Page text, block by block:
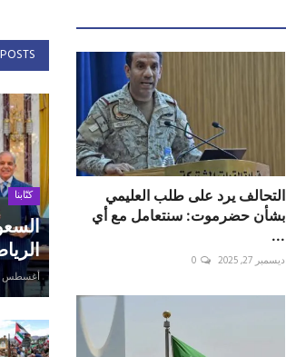
التحالف يرد على طلب العليمي
بشأن حضرموت: سنتعامل مع أي
...
ديسمبر 27, 2025 0
كتّابنا
أغسطس 8, 2026